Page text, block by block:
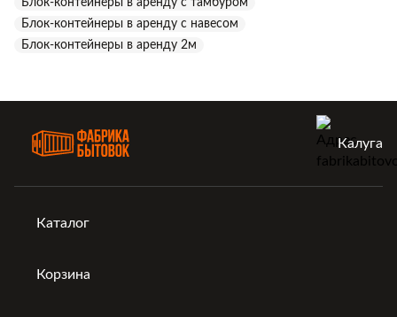
Блок-контейнеры в аренду с навесом
Блок-контейнеры в аренду 2м
Калуга
Каталог
Корзина